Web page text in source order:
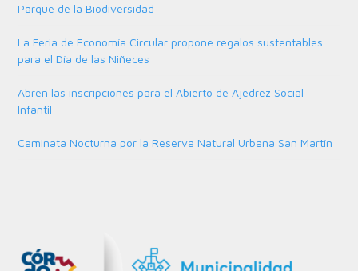
Parque de la Biodiversidad
La Feria de Economía Circular propone regalos sustentables
para el Día de las Niñeces
Abren las inscripciones para el Abierto de Ajedrez Social
Infantil
Caminata Nocturna por la Reserva Natural Urbana San Martín